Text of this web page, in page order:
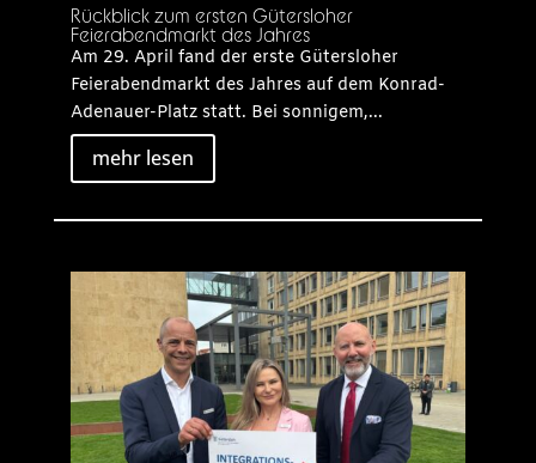
Rückblick zum ersten Gütersloher
Feierabendmarkt des Jahres
Am 29. April fand der erste Gütersloher
Feierabendmarkt des Jahres auf dem Konrad-
Adenauer-Platz statt. Bei sonnigem,...
mehr lesen